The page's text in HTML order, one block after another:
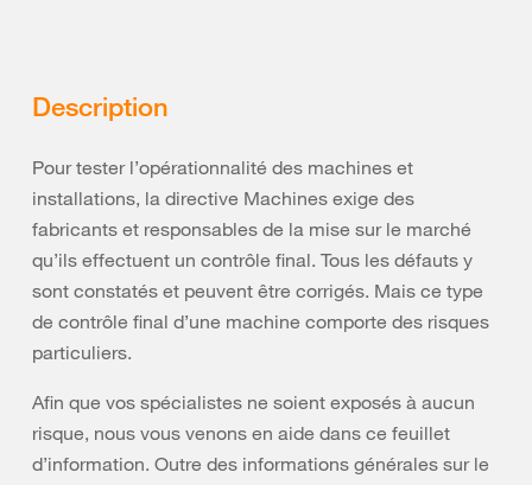
Description
Pour tester l’opérationnalité des machines et
installations, la directive Machines exige des
fabricants et responsables de la mise sur le marché
qu’ils effectuent un contrôle final. Tous les défauts y
sont constatés et peuvent être corrigés. Mais ce type
de contrôle final d’une machine comporte des risques
particuliers.
Afin que vos spécialistes ne soient exposés à aucun
risque, nous vous venons en aide dans ce feuillet
d’information. Outre des informations générales sur le